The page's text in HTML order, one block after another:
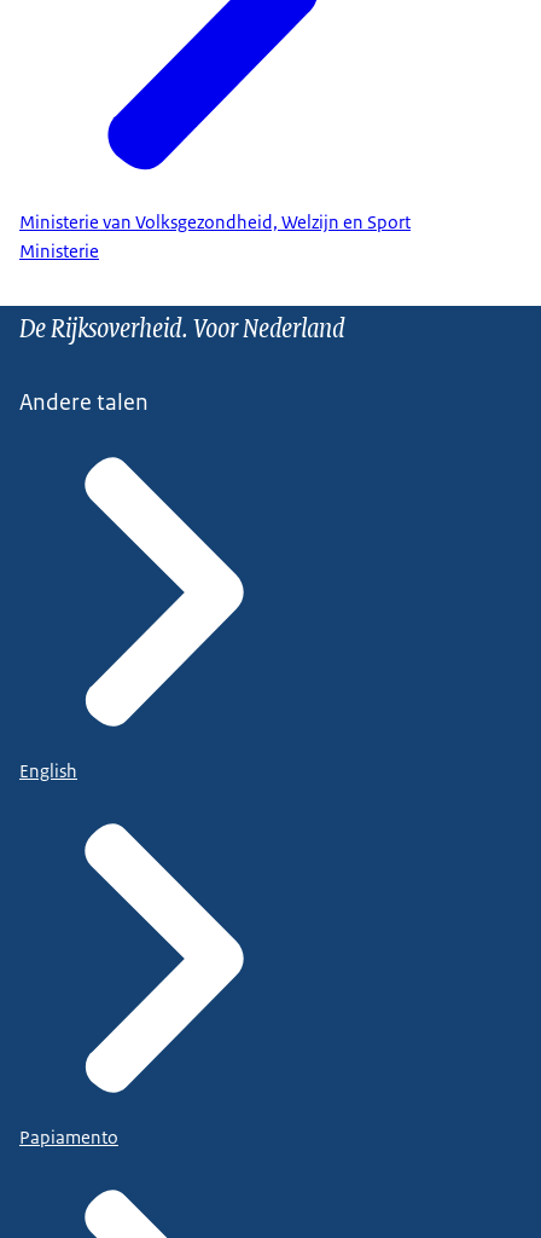
Ministerie van Volksgezondheid, Welzijn en Sport
Ministerie
De Rijksoverheid. Voor Nederland
Andere talen
English
Papiamento